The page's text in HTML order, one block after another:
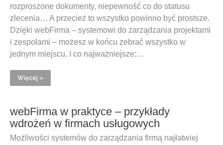
rozproszone dokumenty, niepewność co do statusu
zlecenia… A przecież to wszystko powinno być prostsze.
Dzięki webFirma – systemowi do zarządzania projektami
i zespołami – możesz w końcu zebrać wszystko w
jednym miejscu. I co najważniejsze:…
Więcej »
webFirma w praktyce – przykłady
wdrożeń w firmach usługowych
Możliwości systemów do zarządzania firmą najłatwiej